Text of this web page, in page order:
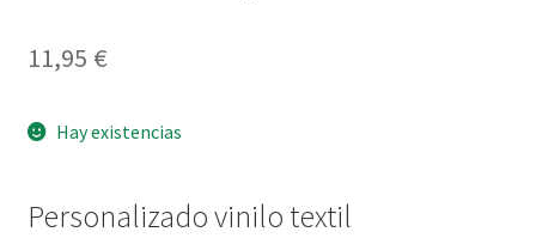
11,95 €
Hay existencias
Personalizado vinilo textil